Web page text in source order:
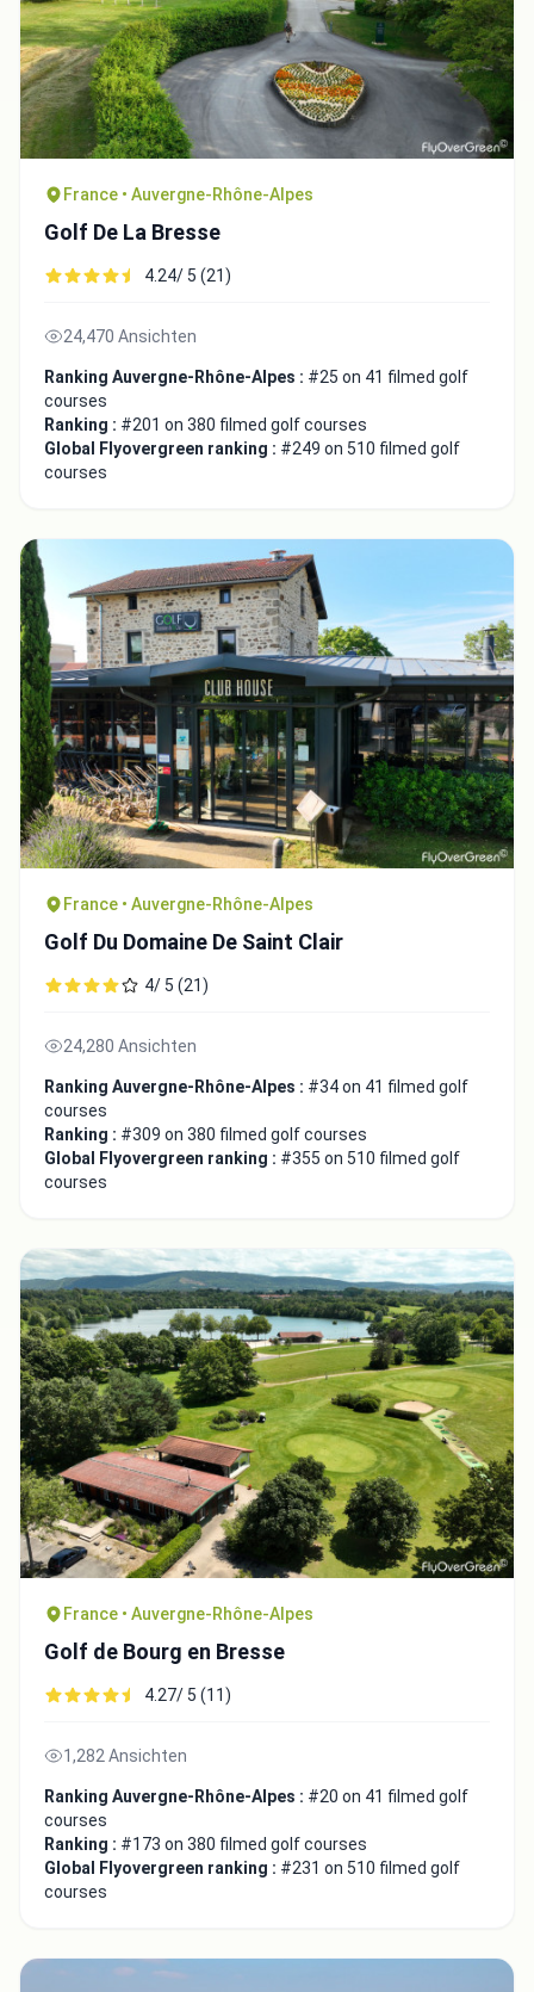
France • Auvergne-Rhône-Alpes
Golf De La Bresse
4.24/ 5 (21)
24,470 Ansichten
Ranking Auvergne-Rhône-Alpes : #25 on 41 filmed golf
courses
Ranking : #201 on 380 filmed golf courses
Global Flyovergreen ranking : #249 on 510 filmed golf
courses
France • Auvergne-Rhône-Alpes
Golf Du Domaine De Saint Clair
4/ 5 (21)
24,280 Ansichten
Ranking Auvergne-Rhône-Alpes : #34 on 41 filmed golf
courses
Ranking : #309 on 380 filmed golf courses
Global Flyovergreen ranking : #355 on 510 filmed golf
courses
France • Auvergne-Rhône-Alpes
Golf de Bourg en Bresse
4.27/ 5 (11)
1,282 Ansichten
Ranking Auvergne-Rhône-Alpes : #20 on 41 filmed golf
courses
Ranking : #173 on 380 filmed golf courses
Global Flyovergreen ranking : #231 on 510 filmed golf
courses